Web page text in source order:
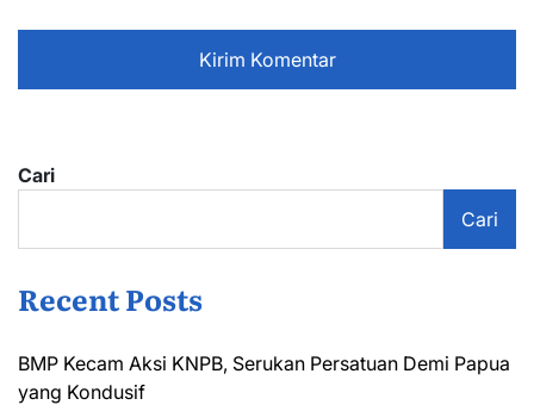
Cari
Cari
Recent Posts
BMP Kecam Aksi KNPB, Serukan Persatuan Demi Papua
yang Kondusif